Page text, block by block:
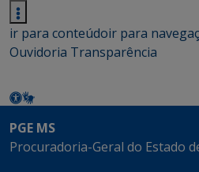
ir para conteúdoir para
Ouvidoria Transparência
PGE MS
Procuradoria-Geral do Estado